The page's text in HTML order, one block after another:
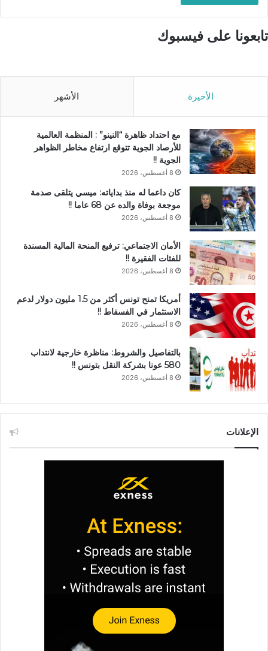
تابعونا على فيسبوك
الأخيرة الأشهر
مع احتداد ظاهرة “النينو” : المنظمة العالمية
للأرصاد الجوية تتوقع ارتفاع مخاطر الظواهر
الجوية !!
8 أغسطس، 2026
كان داعما له منذ بداياته: ميسي يتلقى صدمة
موجعة بوفاة والده عن 68 عاما !!
8 أغسطس، 2026
الأمان الاجتماعي: ترفيع المنحة المالية المسندة
للفئات الفقيرة !!
8 أغسطس، 2026
أمريكا تمنح تونس أكثر من 1.5 مليون دولار لدعم
الاستثمار في الفسفاط !!
8 أغسطس، 2026
بالتفاصيل والشروط: مناظرة خارجية لانتداب
580 عونا بشركة النقل بتونس !!
8 أغسطس، 2026
الإعلانات